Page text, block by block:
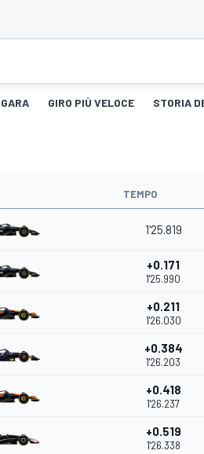
GARA GIRO PIÙ VELOCE STORIA
TEMPO
1'25.819
+0.171
1'25.990
+0.211
1'26.030
+0.384
1'26.203
+0.418
1'26.237
+0.519
1'26.338